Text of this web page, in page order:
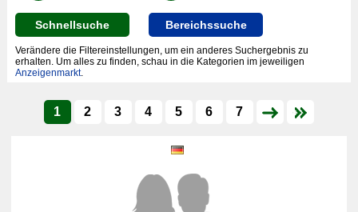
Schnellsuche Bereichssuche
Verändere die Filtereinstellungen, um ein anderes Suchergebnis zu
erhalten. Um alles zu finden, schau in die Kategorien im jeweiligen
Anzeigenmarkt.
1 2 3 4 5 6 7